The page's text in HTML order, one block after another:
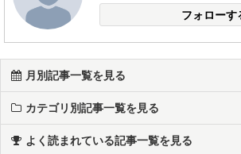
フォローす
月別記事一覧を見る
カテゴリ別記事一覧を見る
よく読まれている記事一覧を見る